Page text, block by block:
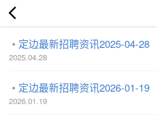
定边最新招聘资讯2025-04-28
2025.04.28
定边最新招聘资讯2026-01-19
2026.01.19